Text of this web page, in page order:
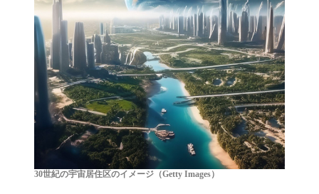
30世紀の宇宙居住区のイメージ（Getty Images）